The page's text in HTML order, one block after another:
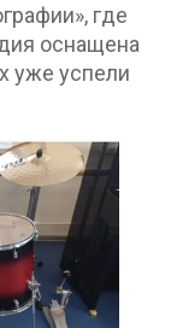
где
оснащена
уже успели